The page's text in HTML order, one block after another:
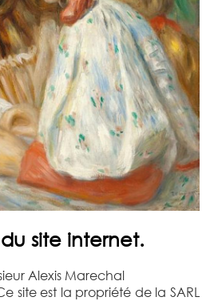
site internet.
Alexis Marechal
site est la propriété de la SARL